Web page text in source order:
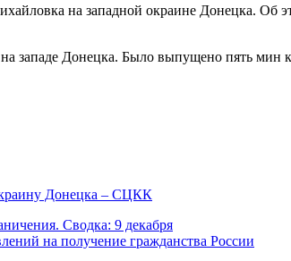
на западной окраине Донецка. Об
западе Донецка. Было выпущено пять мин
Донецка – СЦКК
Сводка: 9 декабря
на получение гражданства России